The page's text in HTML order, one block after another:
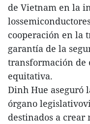
de Vietnam en la
cooperación en la
garantía de la
transformación de
equitativa.
Dinh Hue aseguró
órgano
destinados a crear